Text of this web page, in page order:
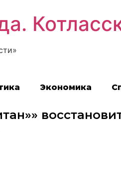
Экономика